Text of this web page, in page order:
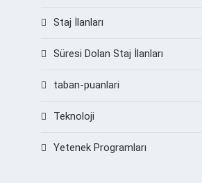
Staj İlanları
Süresi Dolan Staj İlanları
taban-puanlari
Teknoloji
Yetenek Programları